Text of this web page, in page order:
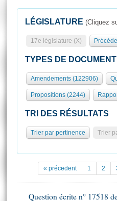
Présidence
577 députés
Groupes politiques
Séance publique
Commissions et autres
Europe et International
Pétitions
Projets de loi
Rôle et pouvoirs de
Organisation de
Présidence Conférence des
Statistiques et chiffres
Documents de référence
( Constitution | Règlement de
Visiter l'Assemblée
Visite virtuelle du palais
Assister à une séance
La Bibliothèque
LÉGISLATURE (Cliquez
17e législature (X)
TYPES DE
Amendements (122906)
Propositions (2244)
TRI DES RÉSULTATS
Trier par pertinence Trier
« précedent 1 2
Question écrite n° 17518